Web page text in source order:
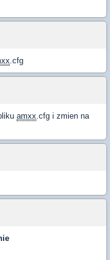
.cfg
amxx.cfg i zmien na